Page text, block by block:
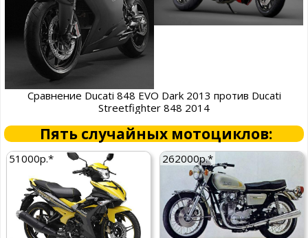
Сравнение Ducati 848 EVO Dark 2013 против Ducati
Streetfighter 848 2014
Пять случайных мотоциклов:
51000р.* 262000р.*